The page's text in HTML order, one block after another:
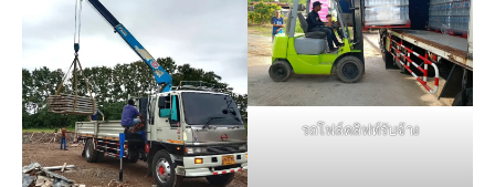
รถโฟล์คลิฟท์รับจ้าง